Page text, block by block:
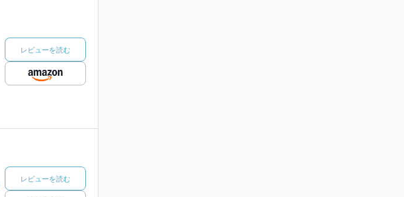
レビューを読む
レビューを読む